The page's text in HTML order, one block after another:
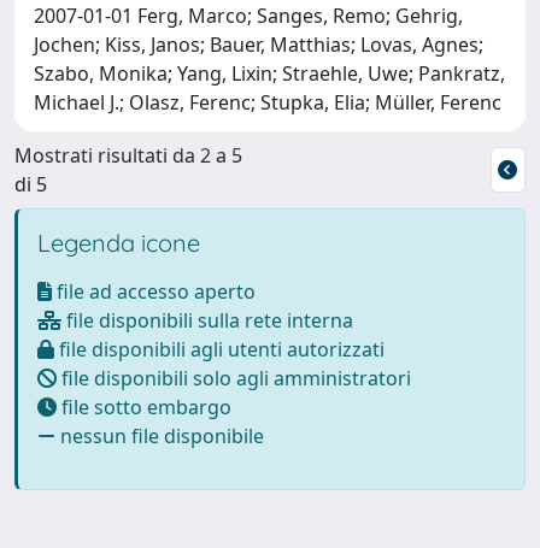
2007-01-01 Ferg, Marco; Sanges, Remo; Gehrig,
Jochen; Kiss, Janos; Bauer, Matthias; Lovas, Agnes;
Szabo, Monika; Yang, Lixin; Straehle, Uwe; Pankratz,
Michael J.; Olasz, Ferenc; Stupka, Elia; Müller, Ferenc
Mostrati risultati da 2 a 5
di 5
Legenda icone
file ad accesso aperto
file disponibili sulla rete interna
file disponibili agli utenti autorizzati
file disponibili solo agli amministratori
file sotto embargo
nessun file disponibile